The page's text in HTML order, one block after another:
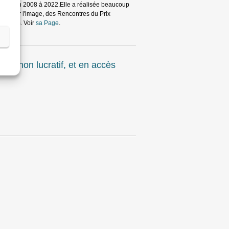
en 2008 à 2022.Elle a réalisée beaucoup
pour l'image, des Rencontres du Prix
Voir sa Page.
but non lucratif, et en accès